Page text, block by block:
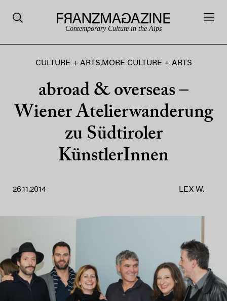
Contemporary Culture in the Alps
CULTURE + ARTS,MORE CULTURE + ARTS
abroad & overseas –
Wiener Atelierwanderung
zu Südtiroler
KünstlerInnen
26.11.2014 LEX W.